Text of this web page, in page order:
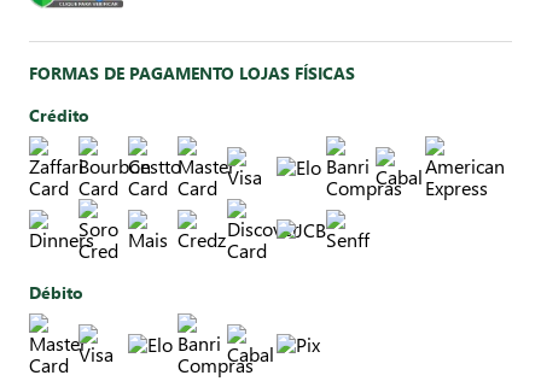
FORMAS DE PAGAMENTO LOJAS FÍSICAS
Crédito
Débito